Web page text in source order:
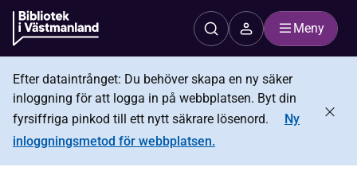
Meny
Efter dataintrånget: Du behöver skapa en ny säker
inloggning för att logga in på webbplatsen. Byt din
fyrsiffriga pinkod till ett nytt säkrare lösenord.
Ny
inloggningsmetod för webbplatsen.